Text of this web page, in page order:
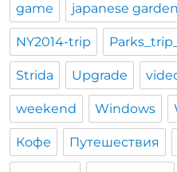
game japanese garden
NY2014-trip
Strida Upgrade
weekend Windows
Кофе Путешествия